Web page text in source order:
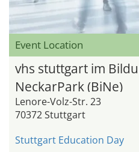
Event Location
vhs stuttgart im
NeckarPark (BiNe)
Lenore-Volz-Str. 23
70372 Stuttgart
Stuttgart Education Day